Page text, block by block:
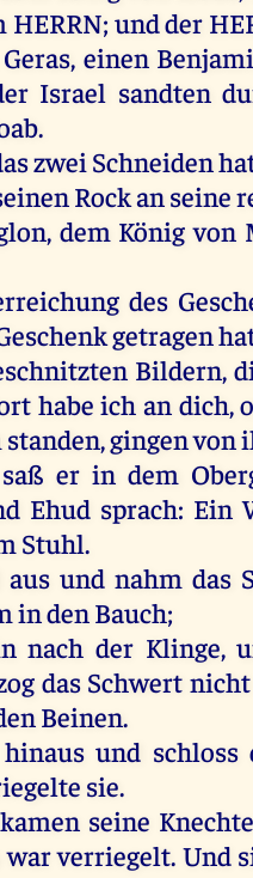
HERRN; undder
Geras, einen
Israel sandten
.
zwei Schneiden
Rockan seine
, dem König von
des
getragen
Bildern,
habe ich an dich,o
standen,gingenvon
saß er in dem
Ehud sprach: Ein
Stuhl.
aus und nahm das
inden Bauch;
nach derKlinge,
das Schwert nicht
Beinen.
hinaus und schloss
sie.
kamen seine Knechte
warverriegelt. Und